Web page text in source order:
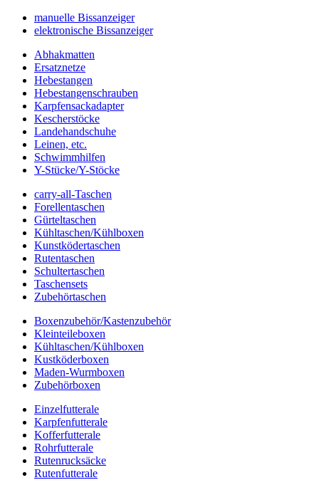
manuelle Bissanzeiger
elektronische Bissanzeiger
Abhakmatten
Ersatznetze
Hebestangen
Hebestangenschrauben
Karpfensackadapter
Kescherstöcke
Landehandschuhe
Leinen, etc.
Schwimmhilfen
Y-Stücke/Y-Stöcke
carry-all-Taschen
Forellentaschen
Gürteltaschen
Kühltaschen/Kühlboxen
Kunstködertaschen
Rutentaschen
Schultertaschen
Taschensets
Zubehörtaschen
Boxenzubehör/Kastenzubehör
Kleinteileboxen
Kühltaschen/Kühlboxen
Kustköderboxen
Maden-Wurmboxen
Zubehörboxen
Einzelfutterale
Karpfenfutterale
Kofferfutterale
Rohrfutterale
Rutenrucksäcke
Rutenfutterale